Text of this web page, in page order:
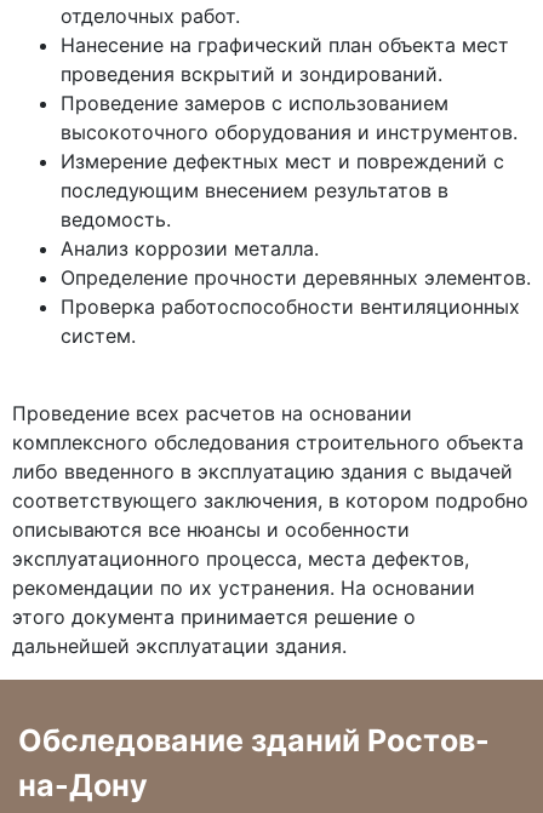
отделочных работ.
Нанесение на графический план объекта мест
проведения вскрытий и зондирований.
Проведение замеров с использованием
высокоточного оборудования и инструментов.
Измерение дефектных мест и повреждений с
последующим внесением результатов в
ведомость.
Анализ коррозии металла.
Определение прочности деревянных элементов.
Проверка работоспособности вентиляционных
систем.
Проведение всех расчетов на основании
комплексного обследования строительного объекта
либо введенного в эксплуатацию здания с выдачей
соответствующего заключения, в котором подробно
описываются все нюансы и особенности
эксплуатационного процесса, места дефектов,
рекомендации по их устранения. На основании
этого документа принимается решение о
дальнейшей эксплуатации здания.
Обследование зданий Ростов-
на-Дону